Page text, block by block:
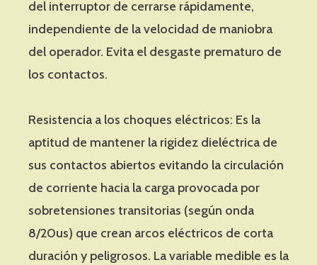
del interruptor de cerrarse rápidamente,
independiente de la velocidad de maniobra
del operador. Evita el desgaste prematuro de
los contactos.
Resistencia a los choques eléctricos: Es la
aptitud de mantener la rigidez dieléctrica de
sus contactos abiertos evitando la circulación
de corriente hacia la carga provocada por
sobretensiones transitorias (según onda
8/20us) que crean arcos eléctricos de corta
duración y peligrosos. La variable medible es la